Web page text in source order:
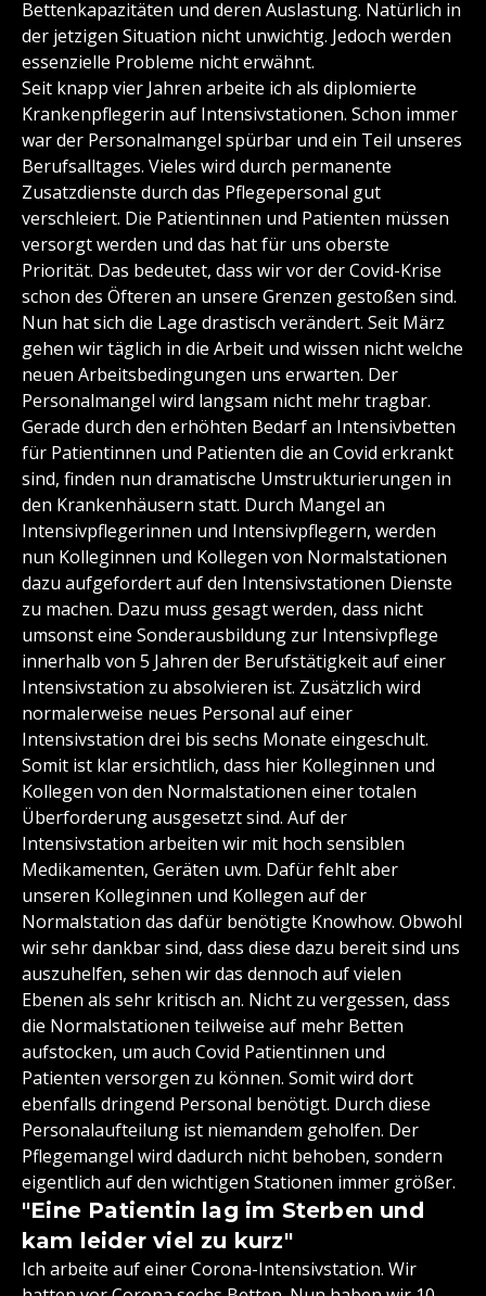
Bettenkapazitäten und deren Auslastung. Natürlich in
der jetzigen Situation nicht unwichtig. Jedoch werden
essenzielle Probleme nicht erwähnt.
Seit knapp vier Jahren arbeite ich als diplomierte
Krankenpflegerin auf Intensivstationen. Schon immer
war der Personalmangel spürbar und ein Teil unseres
Berufsalltages. Vieles wird durch permanente
Zusatzdienste durch das Pflegepersonal gut
verschleiert. Die Patientinnen und Patienten müssen
versorgt werden und das hat für uns oberste
Priorität. Das bedeutet, dass wir vor der Covid-Krise
schon des Öfteren an unsere Grenzen gestoßen sind.
Nun hat sich die Lage drastisch verändert. Seit März
gehen wir täglich in die Arbeit und wissen nicht welche
neuen Arbeitsbedingungen uns erwarten. Der
Personalmangel wird langsam nicht mehr tragbar.
Gerade durch den erhöhten Bedarf an Intensivbetten
für Patientinnen und Patienten die an Covid erkrankt
sind, finden nun dramatische Umstrukturierungen in
den Krankenhäusern statt. Durch Mangel an
Intensivpflegerinnen und Intensivpflegern, werden
nun Kolleginnen und Kollegen von Normalstationen
dazu aufgefordert auf den Intensivstationen Dienste
zu machen. Dazu muss gesagt werden, dass nicht
umsonst eine Sonderausbildung zur Intensivpflege
innerhalb von 5 Jahren der Berufstätigkeit auf einer
Intensivstation zu absolvieren ist. Zusätzlich wird
normalerweise neues Personal auf einer
Intensivstation drei bis sechs Monate eingeschult.
Somit ist klar ersichtlich, dass hier Kolleginnen und
Kollegen von den Normalstationen einer totalen
Überforderung ausgesetzt sind. Auf der
Intensivstation arbeiten wir mit hoch sensiblen
Medikamenten, Geräten uvm. Dafür fehlt aber
unseren Kolleginnen und Kollegen auf der
Normalstation das dafür benötigte Knowhow. Obwohl
wir sehr dankbar sind, dass diese dazu bereit sind uns
auszuhelfen, sehen wir das dennoch auf vielen
Ebenen als sehr kritisch an. Nicht zu vergessen, dass
die Normalstationen teilweise auf mehr Betten
aufstocken, um auch Covid Patientinnen und
Patienten versorgen zu können. Somit wird dort
ebenfalls dringend Personal benötigt. Durch diese
Personalaufteilung ist niemandem geholfen. Der
Pflegemangel wird dadurch nicht behoben, sondern
eigentlich auf den wichtigen Stationen immer größer.
"Eine Patientin lag im Sterben und
kam leider viel zu kurz"
Ich arbeite auf einer Corona-Intensivstation. Wir